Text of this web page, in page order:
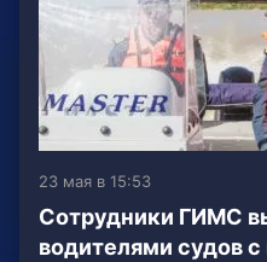
23 мая в 15:53
Сотрудники ГИМС
водителями судов с